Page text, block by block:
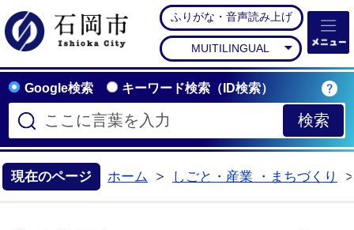
石岡市公式ホームペー
ふりがな・音声読み上げ
MUITILINGUAL
Google検索 キーワード検索（ID検索）
現在のページ ホーム
しごと・産業 ・まちづくり